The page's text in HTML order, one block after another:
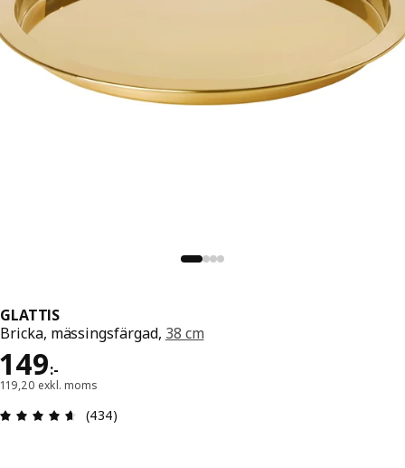
GLATTIS
Bricka, mässingsfärgad, 38 cm
149:-
Pris 149:-
119,20 exkl. moms
Recension: 4.6 utav 5 stjärnor. Totalt antal
(434)